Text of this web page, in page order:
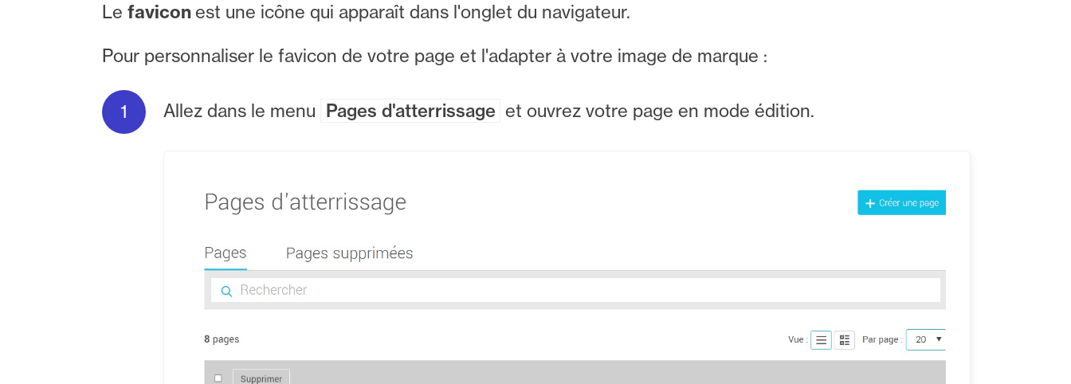
Le faviconest une icône qui apparaît dans l'onglet du navigateur.
Pour personnaliser le favicon de votre page et l'adapter à votre image de marque :
Allez dans le menu Pages d'atterrissage et ouvrez votre page en mode édition.